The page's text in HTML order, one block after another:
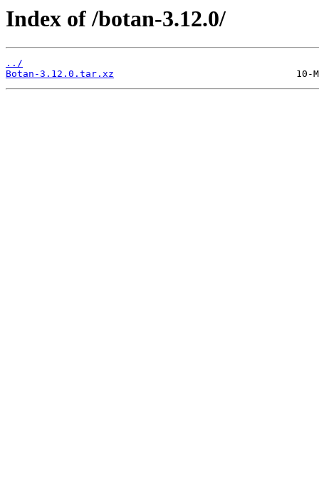
Index of /botan-3.12.0/
../
Botan-3.12.0.tar.xz